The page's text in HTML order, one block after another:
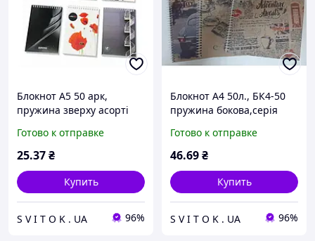
Блокнот А5 50 арк,
пружина зверху асорті
Готово к отправке
25.37₴
Купить
S V I T O K . UA 96%
Блокнот А4 50л., БК4-50
пружина бокова,серія
Готово к отправке
46.69₴
Купить
S V I T O K . UA 96%